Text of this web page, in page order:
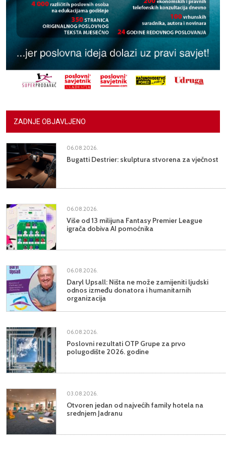
ZADNJE OBJAVLJENO
06.08.2026.
Bugatti Destrier: skulptura stvorena za vječnost
06.08.2026.
Više od 13 milijuna Fantasy Premier League
igrača dobiva AI pomoćnika
06.08.2026.
Daryl Upsall: Ništa ne može zamijeniti ljudski
odnos između donatora i humanitarnih
organizacija
06.08.2026.
Poslovni rezultati OTP Grupe za prvo
polugodište 2026. godine
03.08.2026.
Otvoren jedan od najvećih family hotela na
srednjem Jadranu